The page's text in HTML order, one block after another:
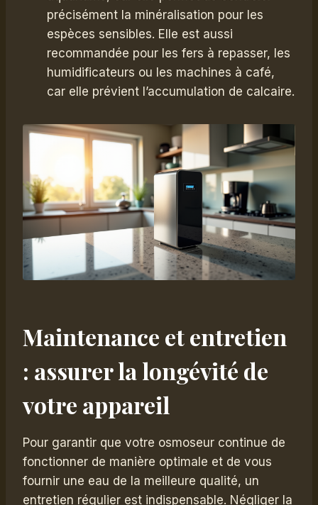
précisément la minéralisation pour les
espèces sensibles. Elle est aussi
recommandée pour les fers à repasser, les
humidificateurs ou les machines à café,
car elle prévient l’accumulation de calcaire.
Maintenance et entretien
: assurer la longévité de
votre appareil
Pour garantir que votre osmoseur continue de
fonctionner de manière optimale et de vous
fournir une eau de la meilleure qualité, un
entretien régulier est indispensable. Négliger la